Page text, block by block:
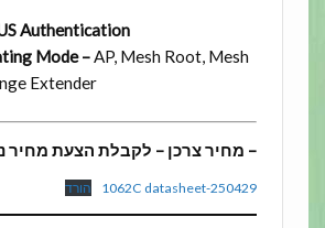
Authentication
Mode –AP, Mesh Root, Mesh
Extender
– מחיר צרכן – לקבלת הצעת מחיר
1062C datasheet-250429 הורד